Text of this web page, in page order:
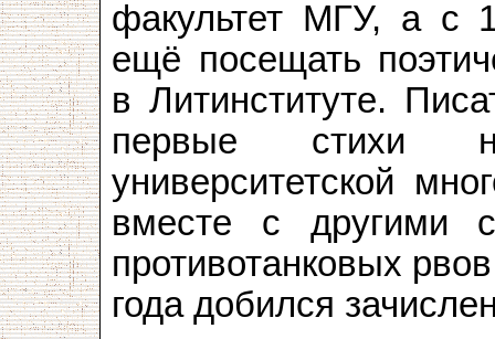
факультет МГУ, а с
ещё посещать
в Литинституте.
первые стихи
университетской
вместе с другими
противотанковых
года добился